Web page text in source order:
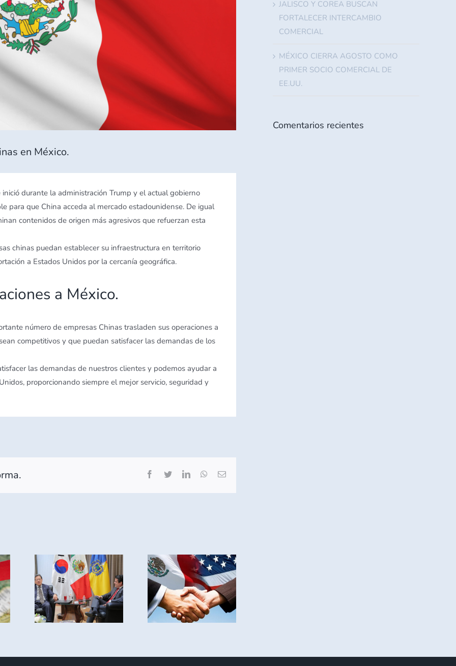
en México.
durante la administración Trump y el actual gobierno
para que China acceda al mercado estadounidense. De igual
contenidos de origen más agresivos que refuerzan esta
chinas puedan establecer su infraestructura en territorio
a Estados Unidos por la cercanía geográfica.
a México.
número de empresas Chinas trasladen sus operaciones a
competitivos y que puedan satisfacer las demandas de los
las demandas de nuestros clientes y podemos ayudar a
proporcionando siempre el mejor servicio, seguridad y
Facebook
TwitterLinkedInWhatsApp
Correo
Y
MÉXICO
CIERRA
AGOSTO
COMO
PRIMER
SOCIO
JALISCO Y COREA BUSCAN
FORTALECER INTERCAMBIO
COMERCIAL
MÉXICO CIERRA AGOSTO COMO
PRIMER SOCIO COMERCIAL DE
EE.UU.
Comentarios recientes